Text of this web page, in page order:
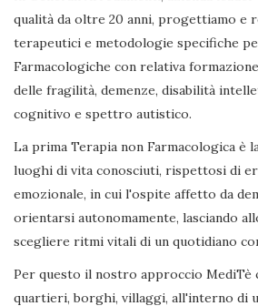
qualità da oltre 20 anni, progettiamo e
terapeutici e metodologie specifiche
Farmacologiche con relativa
delle fragilità, demenze, disabilità
cognitivo e spettro autistico.
La prima Terapia non Farmacologica è
luoghi di vita conosciuti, rispettosi di
emozionale, in cui l'ospite affetto da
orientarsi autonomamente, lasciando
scegliere ritmi vitali di un quotidiano
Per questo il nostro approccio MediTè
quartieri, borghi, villaggi, all'interno di